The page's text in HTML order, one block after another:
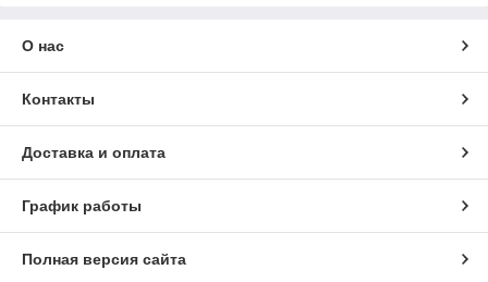
О нас
Контакты
Доставка и оплата
График работы
Полная версия сайта